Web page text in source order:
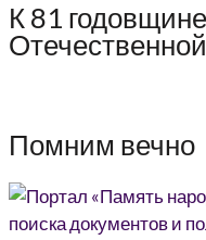
К 81
Помним вечно